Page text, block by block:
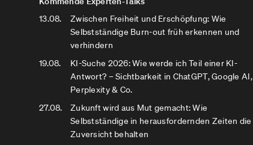
13.08.
Zwischen Freiheit und Erschöpfung: Wie
Selbstständige Burn-out früh erkennen und
verhindern
19.08.
KI-Suche 2026: Wie werde ich Teil einer KI-
Antwort? – Sichtbarkeit in ChatGPT, Google AI,
Perplexity & Co.
27.08.
Zukunft wird aus Mut gemacht: Wie
Selbstständige in herausfordernden Zeiten die
Zuversicht behalten